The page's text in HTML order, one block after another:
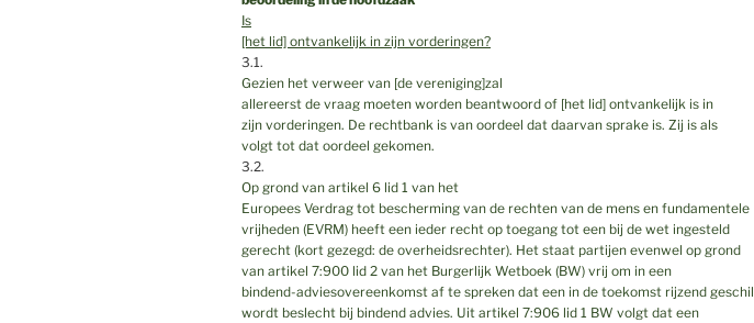
Is
[het lid] ontvankelijk in zijn vorderingen?
3.1.
Gezien het verweer van [de vereniging]zal
allereerst de vraag moeten worden beantwoord of [het lid] ontvankelijk is in
zijn vorderingen. De rechtbank is van oordeel dat daarvan sprake is. Zij is als
volgt tot dat oordeel gekomen.
3.2.
Op grond van artikel 6 lid 1 van het
Europees Verdrag tot bescherming van de rechten van de mens en fundamentele
vrijheden (EVRM) heeft een ieder recht op toegang tot een bij de wet ingesteld
gerecht (kort gezegd: de overheidsrechter). Het staat partijen evenwel op grond
van artikel 7:900 lid 2 van het Burgerlijk Wetboek (BW) vrij om in een
bindend-adviesovereenkomst af te spreken dat een in de toekomst rijzend geschil
wordt beslecht bij bindend advies. Uit artikel 7:906 lid 1 BW volgt dat een